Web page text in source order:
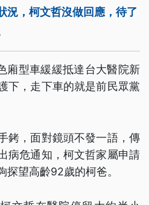
況，柯文哲沒做回應，待了
廂型車緩緩抵達台大醫院新
下，走下車的就是前民眾黨
銬，面對鏡頭不發一語，傳
病危通知，柯文哲家屬申請
望高齡92歲的柯爸。